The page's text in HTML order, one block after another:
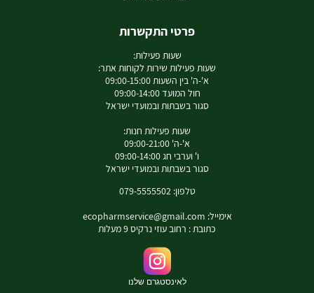
פרטי התקשרות
שעות פעילות:
שעות פעילות שירות לקוחות אתר:
א'-ה' בין השעות 09:00-15:00
חול המועד 09:00-14:00
סגור בשבתות ובמועדי ישראל
שעות פעילות חנות:
א'-ה' 09:00-21:00
ו' וערבי חג 09:00-14:00
סגור בשבתות ובמועדי ישראל
טלפון: 079-5555502
אימייל: ecopharmservice@gmail.com
כתובת : רחוב עוזי נרקיס 9 מעלות
לאינסטגרם שלנו